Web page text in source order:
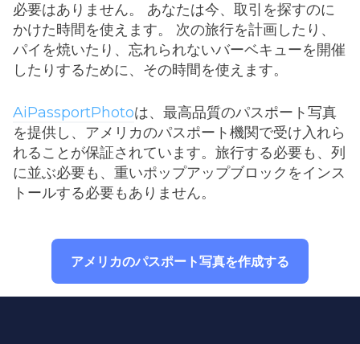
必要はありません。 あなたは今、取引を探すのに
かけた時間を使えます。 次の旅行を計画したり、
パイを焼いたり、忘れられないバーベキューを開催
したりするために、その時間を使えます。
AiPassportPhotoは、最高品質のパスポート写真
を提供し、アメリカのパスポート機関で受け入れら
れることが保証されています。旅行する必要も、列
に並ぶ必要も、重いポップアップブロックをインス
トールする必要もありません。
アメリカのパスポート写真を作成する